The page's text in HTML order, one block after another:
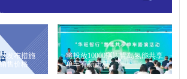
发布措施
售价格
将投放10000辆！青岛氢能共享
单车有新进程